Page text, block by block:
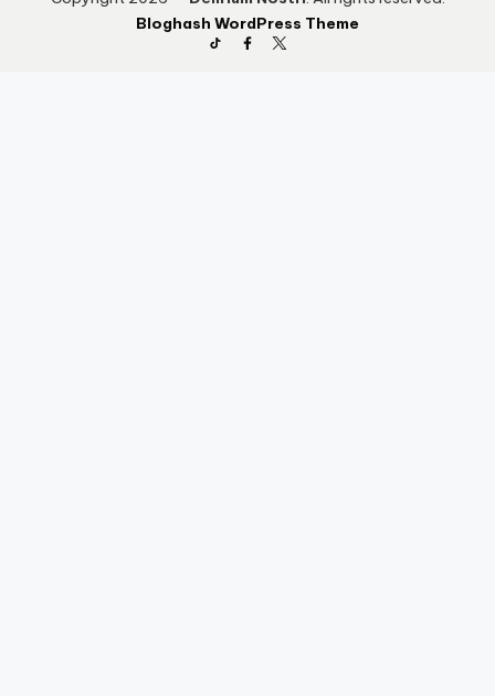
Bloghash WordPress Theme
TikTokFacebook
Twitter